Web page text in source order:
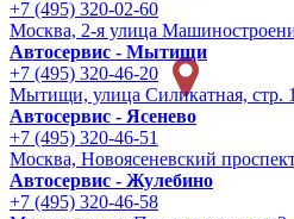
+7 (495) 320-02-60
Москва, 2-я улица
Автосервис - Мытищи
+7 (495) 320-46-20
Мытищи, улица Силикатная, стр.
Автосервис - Ясенево
+7 (495) 320-46-51
Москва, Новоясеневский
Автосервис - Жулебино
+7 (495) 320-46-58